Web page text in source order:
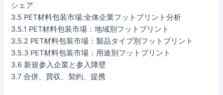
シェア
3.5 PET材料包装市場:全体企業フットプリント分析
3.5.1 PET材料包装市場：地域別フットプリント
3.5.2 PET材料包装市場：製品タイプ別フットプリント
3.5.3 PET材料包装市場：用途別フットプリント
3.6 新規参入企業と参入障壁
3.7 合併、買収、契約、提携